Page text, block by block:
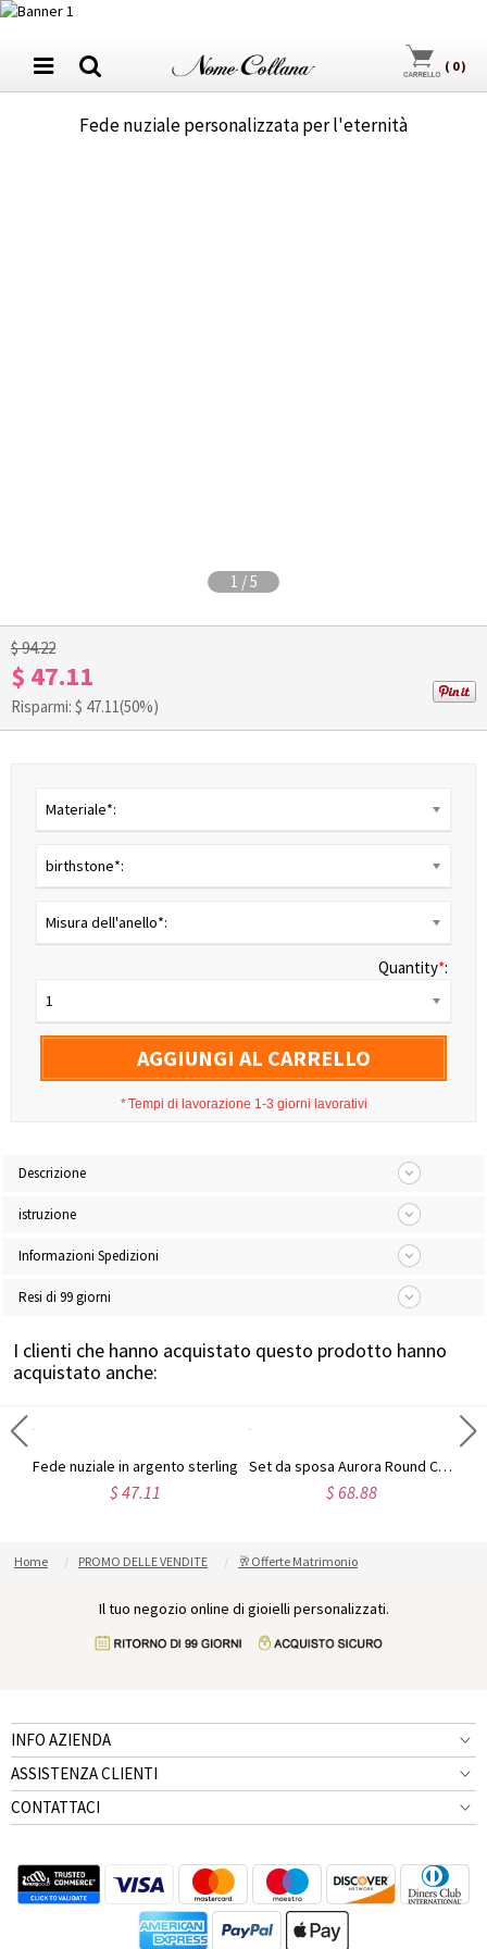
( 0)
Fede nuziale personalizzata per l'eternità
1 /5
$ 94.22
$ 47.11
Risparmi: $ 47.11(50%)
Materiale*:
birthstone*:
Misura dell'anello*:
Quantity*:
1
AGGIUNGI AL CARRELLO
*Tempi di lavorazione 1-3 giorni lavorativi
Descrizione
istruzione
Informazioni Spedizioni
Resi di 99 giorni
I clienti che hanno acquistato questo prodotto hanno
acquistato anche:
Fede nuziale in argento sterling
$ 47.11
Set da sposa Aurora Round Cluster
$ 68.88
Home PROMO DELLE VENDITE 🥂Offerte Matrimonio
Il tuo negozio online di gioielli personalizzati.
INFO AZIENDA
ASSISTENZA CLIENTI
CONTATTACI